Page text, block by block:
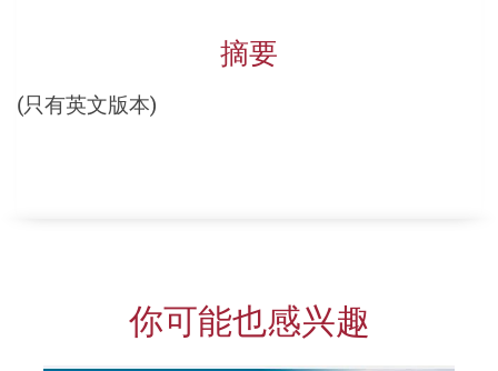
摘要
(只有英文版本)
你可能也感兴趣